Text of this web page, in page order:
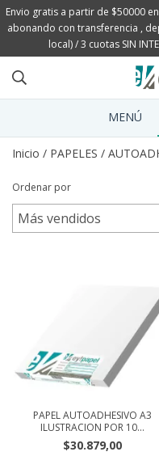
Envio gratis a partir de $50000
abonando con transferencia ,
local) / 3 cuotas SIN
MENÚ
Inicio / PAPELES /
Ordenar por
PAPEL AUTOADHESIVO A3
ILUSTRACION POR 10...
$30.879,00